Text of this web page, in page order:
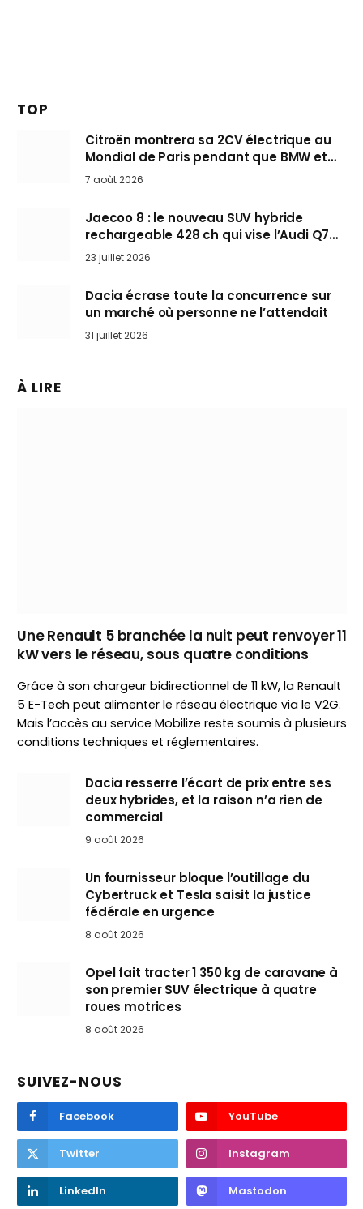
TOP
Citroën montrera sa 2CV électrique au
Mondial de Paris pendant que BMW et
Mini désertent le salon
7 août 2026
Jaecoo 8 : le nouveau SUV hybride
rechargeable 428 ch qui vise l’Audi Q7
arrive en Europe cet automne
23 juillet 2026
Dacia écrase toute la concurrence sur
un marché où personne ne l’attendait
31 juillet 2026
À LIRE
Une Renault 5 branchée la nuit peut renvoyer 11
kW vers le réseau, sous quatre conditions
Grâce à son chargeur bidirectionnel de 11 kW, la Renault
5 E-Tech peut alimenter le réseau électrique via le V2G.
Mais l’accès au service Mobilize reste soumis à plusieurs
conditions techniques et réglementaires.
Dacia resserre l’écart de prix entre ses
deux hybrides, et la raison n’a rien de
commercial
9 août 2026
Un fournisseur bloque l’outillage du
Cybertruck et Tesla saisit la justice
fédérale en urgence
8 août 2026
Opel fait tracter 1 350 kg de caravane à
son premier SUV électrique à quatre
roues motrices
8 août 2026
SUIVEZ-NOUS
Facebook YouTube
Twitter Instagram
LinkedIn Mastodon